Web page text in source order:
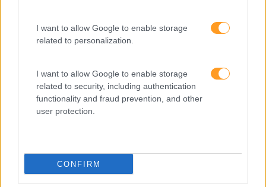
I want to allow Google to enable storage
related to personalization.
I want to allow Google to enable storage
related to security, including authentication
functionality and fraud prevention, and other
user protection.
CONFIRM
Fazer perguntas tira-nos
“Formação em IA para
meter a mão na massa”
Verão